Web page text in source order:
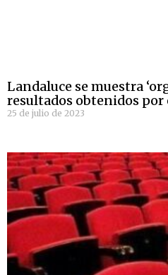
Landaluce se muestra
resultados obtenidos por
25 de julio de 2023